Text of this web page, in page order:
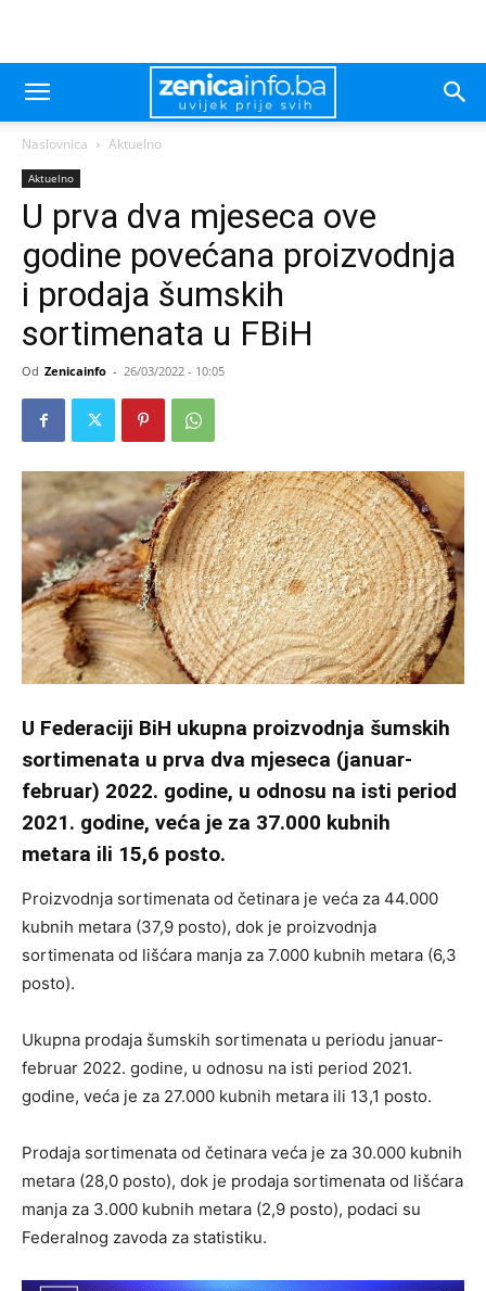
Naslovnica Aktuelno
Aktuelno
U prva dva mjeseca ove
godine povećana proizvodnja
i prodaja šumskih
sortimenata u FBiH
Od Zenicainfo - 26/03/2022 - 10:05
U Federaciji BiH ukupna proizvodnja šumskih
sortimenata u prva dva mjeseca (januar-
februar) 2022. godine, u odnosu na isti period
2021. godine, veća je za 37.000 kubnih
metara ili 15,6 posto.
Proizvodnja sortimenata od četinara je veća za 44.000
kubnih metara (37,9 posto), dok je proizvodnja
sortimenata od lišćara manja za 7.000 kubnih metara (6,3
posto).
Ukupna prodaja šumskih sortimenata u periodu januar-
februar 2022. godine, u odnosu na isti period 2021.
godine, veća je za 27.000 kubnih metara ili 13,1 posto.
Prodaja sortimenata od četinara veća je za 30.000 kubnih
metara (28,0 posto), dok je prodaja sortimenata od lišćara
manja za 3.000 kubnih metara (2,9 posto), podaci su
Federalnog zavoda za statistiku.